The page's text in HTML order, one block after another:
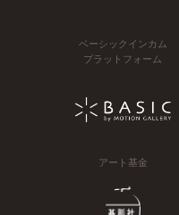
ベーシックインカム
プラットフォーム
アート基金